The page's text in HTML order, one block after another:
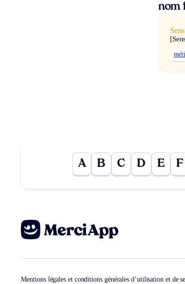
nom
A B C D E F
Mentions légales et conditions générales d’utilisation et de